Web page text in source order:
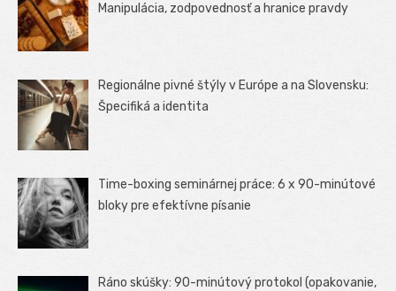
Manipulácia, zodpovednosť a hranice pravdy
Regionálne pivné štýly v Európe a na Slovensku:
Špecifiká a identita
Time-boxing seminárnej práce: 6 x 90-minútové
bloky pre efektívne písanie
Ráno skúšky: 90-minútový protokol (opakovanie,